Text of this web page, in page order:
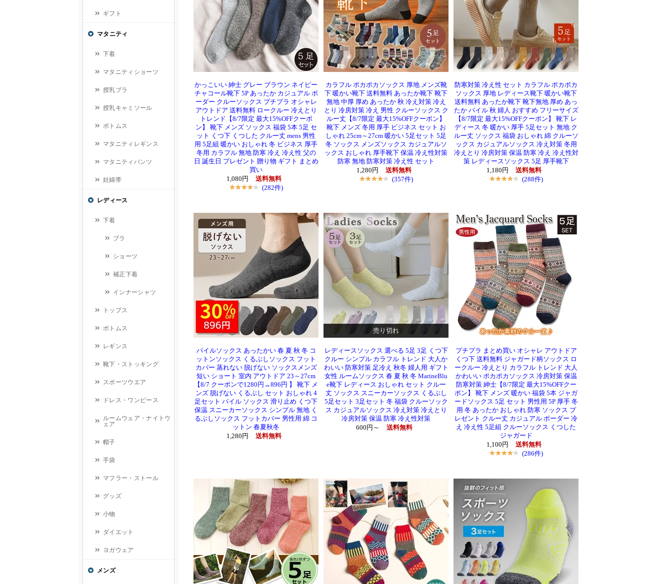
かっこいい 紳士 グレー ブラウン ネイビー
チャコール靴下 5P あったか カジュアル ボ
ーダー クルーソックス プチプラ オシャレ
アウトドア 送料無料 ロークルー 冷えとり
トレンド【8/7限定 最大15%OFFクーポ
ン】 靴下 メンズ ソックス 福袋 5本 5足 セ
ット くつ下 くつした クルー丈 mens 男性
用 5足組 暖かい おしゃれ 冬 ビジネス 厚手
冬用 カラフル 無地 防寒 冷え 冷え性 父の
日 誕生日 プレゼント 贈り物 ギフト まとめ
買い
1,080円
送料無料
(282件)
カラフル ポカポカソックス 厚地 メンズ靴
下 暖かい靴下 送料無料 あったか靴下 靴下
無地 中厚 厚め あったか 秋 冷え対策 冷え
とり 冷房対策 冷え 男性 クルーソックス ク
ルー丈【8/7限定 最大15%OFFクーポン】
靴下 メンズ 冬用 厚手 ビジネス セット お
しゃれ 25cm～27cm 暖かい 5足セット 5足
冬 ソックス メンズソックス カジュアルソ
ックス おしゃれ 厚手靴下 保温 冷え性対策
防寒 無地 防寒対策 冷え性 セット
1,280円
送料無料
(357件)
防寒対策 冷え性 セット カラフル ポカポカ
ソックス 厚地 レディース靴下 暖かい靴下
送料無料 あったか靴下 靴下無地 厚め あっ
たか パイル 秋 婦人 おすすめ フリーサイズ
【8/7限定 最大15%OFFクーポン】 靴下 レ
ディース 冬 暖かい 厚手 5足セット 無地 ク
ルー丈 ソックス 福袋 おしゃれ 綿 クルーソ
ックス カジュアルソックス 冷え対策 冬用
冷えとり 冷房対策 保温 防寒 冷え 冷え性対
策 レディースソックス 5足 厚手靴下
1,180円
送料無料
(288件)
売り切れ
パイルソックス あったかい 春 夏 秋 冬 コ
ットンソックス くるぶしソックス フット
カバー 蒸れない 脱げない ソックスメンズ
短い ショート 室内 アウトドア 23～27cm
【8/7 クーポンで1280円→896円 】 靴下 メ
ンズ 脱げない くるぶし セット おしゃれ 4
足セット パイル ソックス 滑り止め くつ下
保温 スニーカーソックス シンプル 無地 く
るぶしソックス フットカバー 男性用 綿 コ
ットン 春夏秋冬
1,280円
送料無料
レディースソックス 選べる 5足 3足 くつ下
クルー シンプル カラフル トレンド 大人か
わいい 防寒対策 足冷え 秋冬 婦人用 ギフト
女性 ルームソックス 春 夏 秋 冬 MarineBlu
e靴下 レディース おしゃれ セット クルー
丈 ソックス スニーカーソックス くるぶし
5足セット 3足セット 冬 福袋 クルーソック
ス カジュアルソックス 冷え対策 冷えとり
冷房対策 保温 防寒 冷え性対策
600円～
送料無料
プチプラ まとめ買い オシャレ アウトドア
くつ下 送料無料 ジャガード柄ソックス ロ
ークルー 冷えとり カラフル トレンド 大人
かわいい ポカポカソックス 冷房対策 保温
防寒対策 紳士【8/7限定 最大15%OFFクー
ポン】 靴下 メンズ 暖かい 福袋 5本 ジャガ
ードソックス 5足 セット 男性用 5P 厚手 冬
用 冬 あったか おしゃれ 防寒 ソックス プ
レゼント クルー丈 カジュアル ボーダー 冷
え 冷え性 5足組 クルーソックス くつした
ジャガード
1,100円
送料無料
(286件)